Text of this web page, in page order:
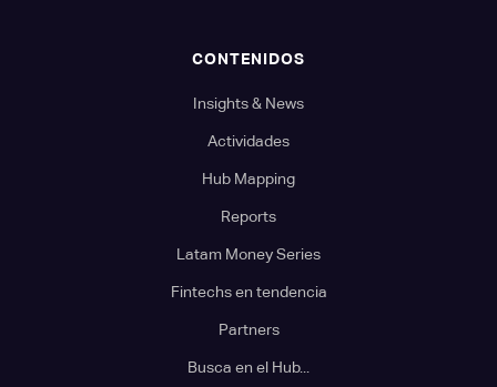
CONTENIDOS
Insights & News
Actividades
Hub Mapping
Reports
Latam Money Series
Fintechs en tendencia
Partners
Busca en el Hub...